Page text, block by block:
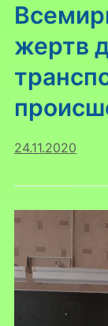
жертв
24.11.2020